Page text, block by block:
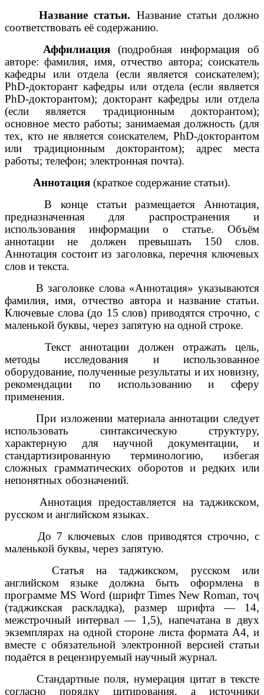
Название статьи. Название статьи должно
соответствовать её содержанию.
Аффилиация(подробная информация об
авторе: фамилия, имя, отчество автора; соискатель
кафедры или отдела (если является соискателем);
PhD-докторант кафедры или отдела (если является
PhD-докторантом); докторант кафедры или отдела
(если является традиционным докторантом);
основное место работы; занимаемая должность (для
тех, кто не является соискателем, PhD-докторантом
или традиционным докторантом); адрес места
работы; телефон; электронная почта).
Аннотация (краткое содержание статьи).
В конце статьи размещается Аннотация,
предназначенная для распространения и
использования информации о статье. Объём
аннотации не должен превышать 150 слов.
Аннотация состоит из заголовка, перечня ключевых
слов и текста.
В заголовке слова «Аннотация» указываются
фамилия, имя, отчество автора и название статьи.
Ключевые слова (до 15 слов) приводятся строчно, с
маленькой буквы, через запятую на одной строке.
Текст аннотации должен отражать цель,
методы исследования и использованное
оборудование, полученные результаты и их новизну,
рекомендации по использованию и сферу
применения.
При изложении материала аннотации следует
использовать синтаксическую структуру,
характерную для научной документации, и
стандартизированную терминологию, избегая
сложных грамматических оборотов и редких или
непонятных обозначений.
Аннотация предоставляется на таджикском,
русском и английском языках.
До 7 ключевых слов приводятся строчно, с
маленькой буквы, через запятую.
Статья на таджикском, русском или
английском языке должна быть оформлена в
программе MS Word (шрифт Times New Roman, тоҷ
(таджикская раскладка), размер шрифта — 14,
межстрочный интервал — 1,5), напечатана в двух
экземплярах на одной стороне листа формата А4, и
вместе с обязательной электронной версией статьи
подаётся в рецензируемый научный журнал.
Стандартные поля, нумерация цитат в тексте
согласно порядку цитирования, а источники